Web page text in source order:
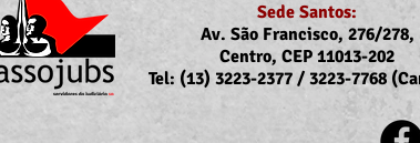
Sede Santos:
Av. São Francisco, 276/278,
Centro, CEP 11013-202
Tel: (13) 3223-2377 / 3223-7768